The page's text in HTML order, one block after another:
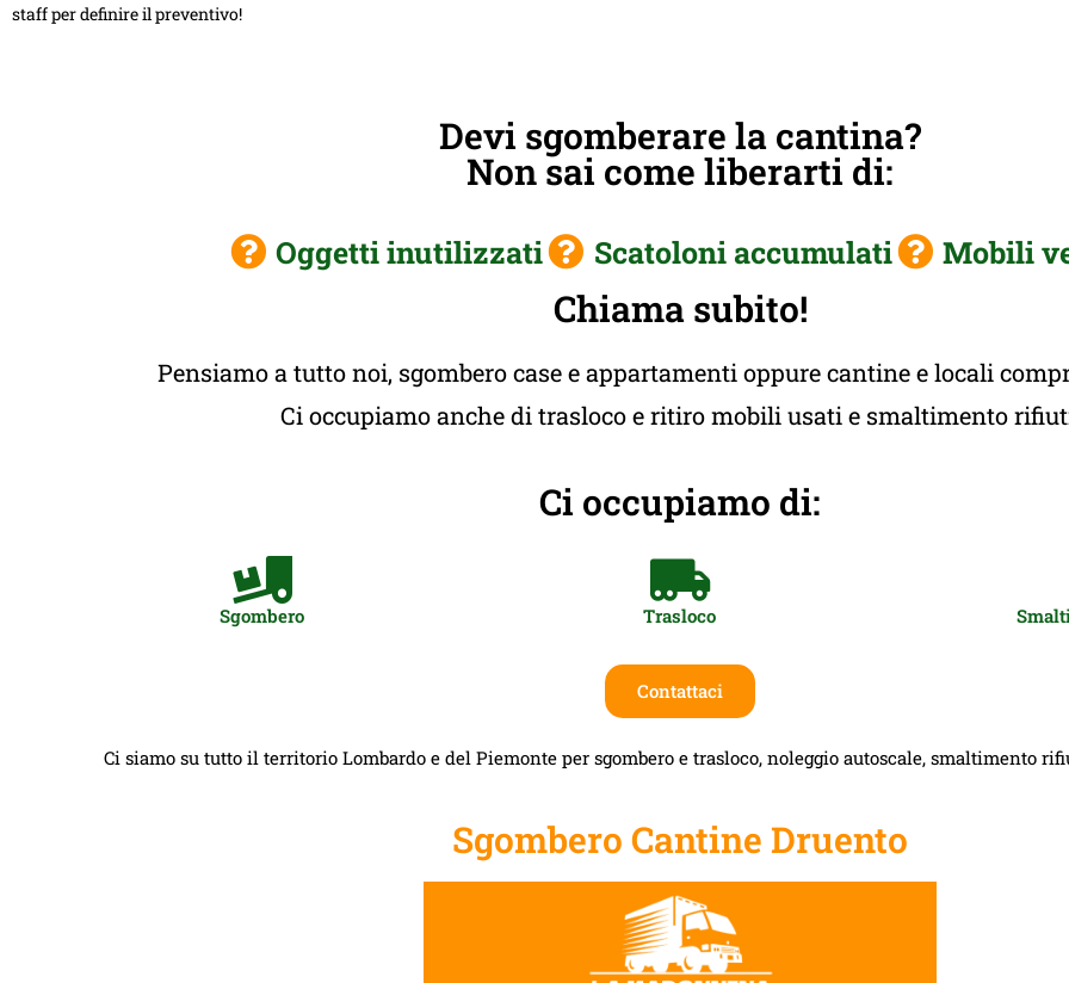
staff per definire il preventivo!
Devi sgomberare la cantina?
Non sai come liberarti di:
Oggetti inutilizzati Scatoloni accumulati Mobili
Chiama subito!
Pensiamo a tutto noi, sgombero case e appartamenti oppure cantine e locali
Ci occupiamo anche di trasloco e ritiro mobili usati e smaltimento
Ci occupiamo di:
Sgombero Trasloco
Contattaci
Ci siamo su tutto il territorio Lombardo e del Piemonte per sgombero e trasloco, noleggio autoscale, smaltimento
Sgombero Cantine Druento